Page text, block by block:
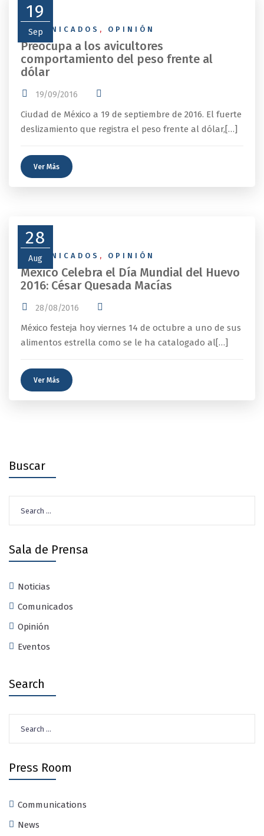
19
Sep
COMUNICADOS , OPINIÓN
Preocupa a los avicultores
comportamiento del peso frente al
dólar
19/09/2016
Ciudad de México a 19 de septiembre de 2016. El fuerte
deslizamiento que registra el peso frente al dólar,[…]
Ver Más
28
Aug
COMUNICADOS , OPINIÓN
México Celebra el Día Mundial del Huevo
2016: César Quesada Macías
28/08/2016
México festeja hoy viernes 14 de octubre a uno de sus
alimentos estrella como se le ha catalogado al[…]
Ver Más
Buscar
for:
Sala de Prensa
Noticias
Comunicados
Opinión
Eventos
Search
for:
Press Room
Communications
News